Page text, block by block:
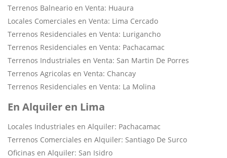
Terrenos Balneario en Venta: Huaura
Locales Comerciales en Venta: Lima Cercado
Terrenos Residenciales en Venta: Lurigancho
Terrenos Residenciales en Venta: Pachacamac
Terrenos Industriales en Venta: San Martin De Porres
Terrenos Agricolas en Venta: Chancay
Terrenos Residenciales en Venta: La Molina
En Alquiler en Lima
Locales Industriales en Alquiler: Pachacamac
Terrenos Comerciales en Alquiler: Santiago De Surco
Oficinas en Alquiler: San Isidro